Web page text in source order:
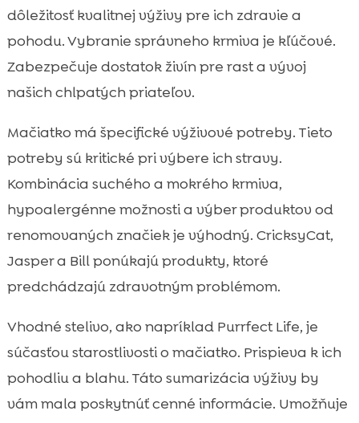
dôležitosť kvalitnej výživy pre ich zdravie a
pohodu. Vybranie správneho krmiva je kľúčové.
Zabezpečuje dostatok živín pre rast a vývoj
našich chlpatých priateľov.
Mačiatko má špecifické výživové potreby. Tieto
potreby sú kritické pri výbere ich stravy.
Kombinácia suchého a mokrého krmiva,
hypoalergénne možnosti a výber produktov od
renomovaných značiek je výhodný. CricksyCat,
Jasper a Bill ponúkajú produkty, ktoré
predchádzajú zdravotným problémom.
Vhodné stelivo, ako napríklad Purrfect Life, je
súčasťou starostlivosti o mačiatko. Prispieva k ich
pohodliu a blahu. Táto sumarizácia výživy by
vám mala poskytnúť cenné informácie. Umožňuje